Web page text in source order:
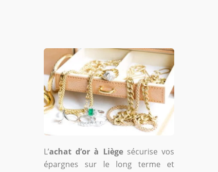
L’achat d’or à Liègesécurise vos
épargnes sur le long terme et